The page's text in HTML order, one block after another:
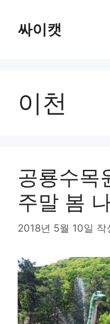
싸이캣
이천
공룡수목
주말 봄
2018년 5월 10일 작